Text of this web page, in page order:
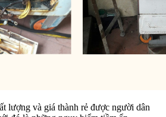
lượng và giá thành rẻ được người dân